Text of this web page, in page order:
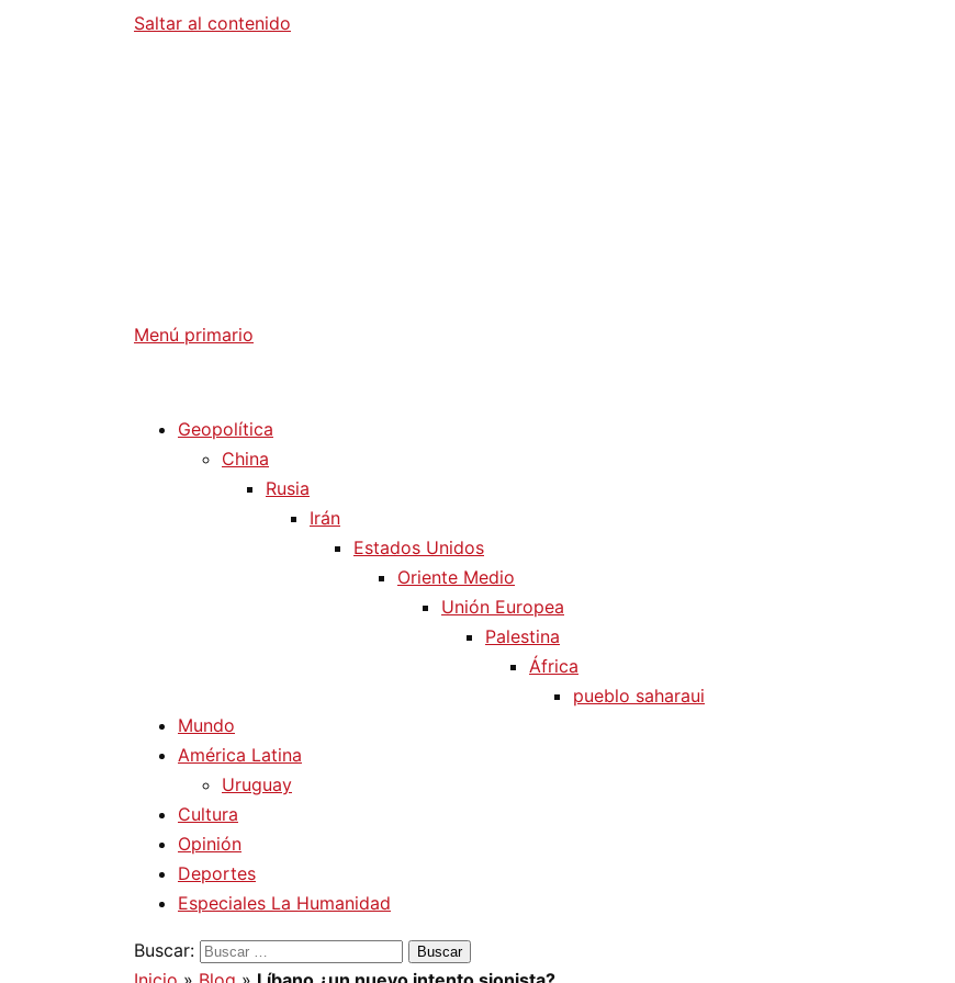
Saltar al contenido
Menú primario
Geopolítica
China
Rusia
Irán
Estados Unidos
Oriente Medio
Unión Europea
Palestina
África
pueblo saharaui
Mundo
América Latina
Uruguay
Cultura
Opinión
Deportes
Especiales La Humanidad
Buscar: